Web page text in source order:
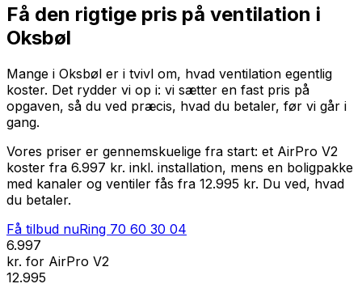
Få den rigtige pris på ventilation i
Oksbøl
Mange i Oksbøl er i tvivl om, hvad ventilation egentlig
koster. Det rydder vi op i: vi sætter en fast pris på
opgaven, så du ved præcis, hvad du betaler, før vi går i
gang.
Vores priser er gennemskuelige fra start: et AirPro V2
koster fra 6.997 kr. inkl. installation, mens en boligpakke
med kanaler og ventiler fås fra 12.995 kr. Du ved, hvad
du betaler.
Få tilbud nuRing 70 60 30 04
6.997
kr. for AirPro V2
12.995